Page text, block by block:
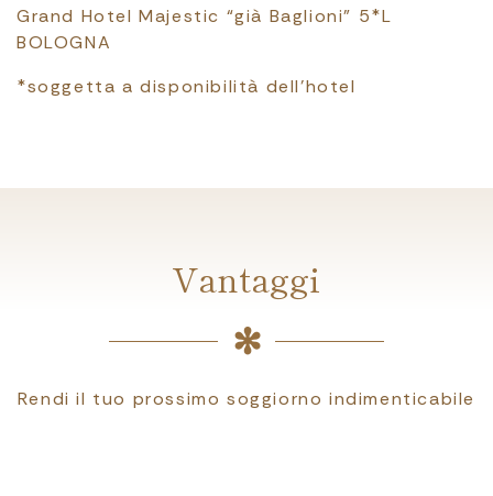
Grand Hotel Majestic “già Baglioni” 5*L
BOLOGNA
*soggetta a disponibilità dell’hotel
Vantaggi
Rendi il tuo prossimo soggiorno indimenticabile